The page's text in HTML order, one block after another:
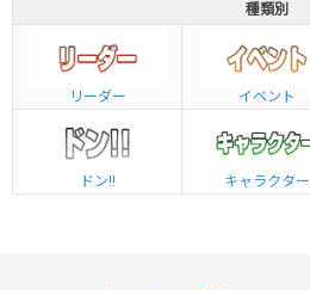
種類別
リーダー イベント
ドン!! キャラクター